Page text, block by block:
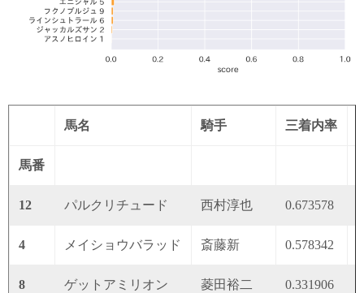
馬名 騎手 三着内率
馬番
12 パルクリチュード 西村淳也 0.673578
4 メイショウバラッド 斎藤新 0.578342
8 ゲットアミリオン 菱田裕二 0.331906